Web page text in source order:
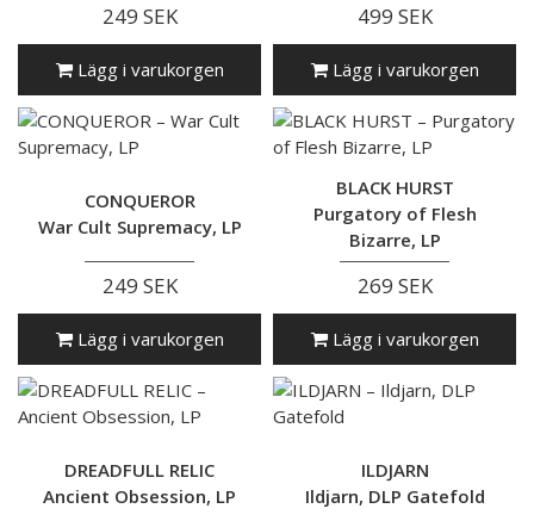
249 SEK
Lägg i varukorgen
499 SEK
Lägg i varukorgen
CONQUEROR
War Cult Supremacy, LP
249 SEK
Lägg i varukorgen
BLACK HURST
Purgatory of Flesh
Bizarre, LP
269 SEK
Lägg i varukorgen
DREADFULL RELIC
Ancient Obsession, LP
ILDJARN
Ildjarn, DLP Gatefold